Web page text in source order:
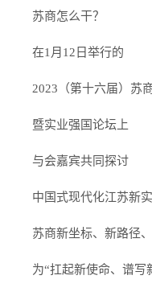
苏商怎么干？
在1月12日举行的
2023（第十六届）苏
暨实业强国论坛上
与会嘉宾共同探讨
中国式现代化江苏新
苏商新坐标、新路径
为“扛起新使命、谱写